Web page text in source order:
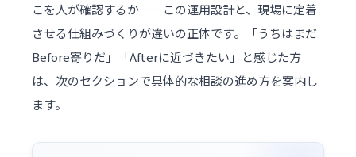
こを人が確認するか——この運用設計と、現場に定着
させる仕組みづくりが違いの正体です。「うちはまだ
Before寄りだ」「Afterに近づきたい」と感じた方
は、次のセクションで具体的な相談の進め方を案内し
ます。